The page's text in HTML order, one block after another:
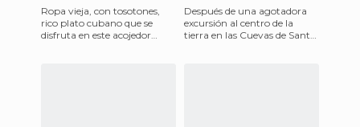
Ropa vieja, con tosotones,
rico plato cubano que se
disfruta en este acojedor
Después de una agotadora
excursión al centro de la
tierra en las Cuevas de Santo